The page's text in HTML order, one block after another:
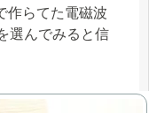
作らてた電磁波
選んでみると信